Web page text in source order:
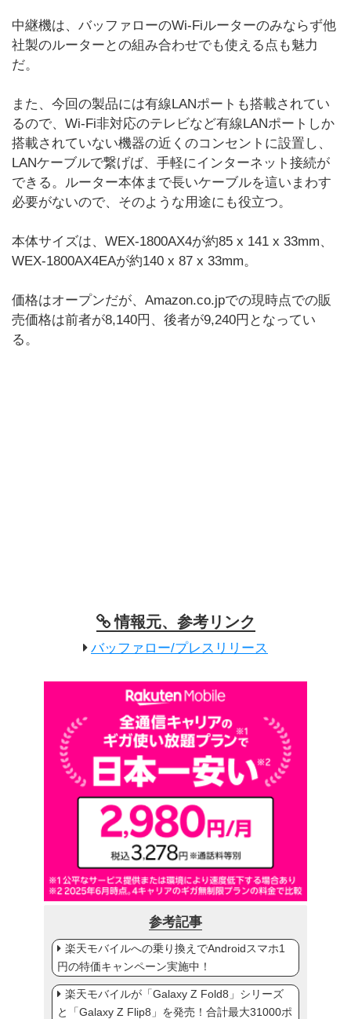
中継機は、バッファローのWi-Fiルーターのみならず他
社製のルーターとの組み合わせでも使える点も魅力
だ。
また、今回の製品には有線LANポートも搭載されてい
るので、Wi-Fi非対応のテレビなど有線LANポートしか
搭載されていない機器の近くのコンセントに設置し、
LANケーブルで繋げば、手軽にインターネット接続が
できる。ルーター本体まで長いケーブルを這いまわす
必要がないので、そのような用途にも役立つ。
本体サイズは、WEX-1800AX4が約85 x 141 x 33mm、
WEX-1800AX4EAが約140 x 87 x 33mm。
価格はオープンだが、Amazon.co.jpでの現時点での販
売価格は前者が8,140円、後者が9,240円となってい
る。
情報元、参考リンク
バッファロー/プレスリリース
参考記事
楽天モバイルへの乗り換えでAndroidスマホ1
円の特価キャンペーン実施中！
楽天モバイルが「Galaxy Z Fold8」シリーズ
と「Galaxy Z Flip8」を発売！合計最大31000ポ